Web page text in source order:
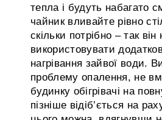
тепла і будуть набагато
чайник вливайте рівно
скільки потрібно – так
використовувати
нагрівання зайвої води.
проблему опалення, не
будинку обігрівачі на
пізніше відіб’ється на